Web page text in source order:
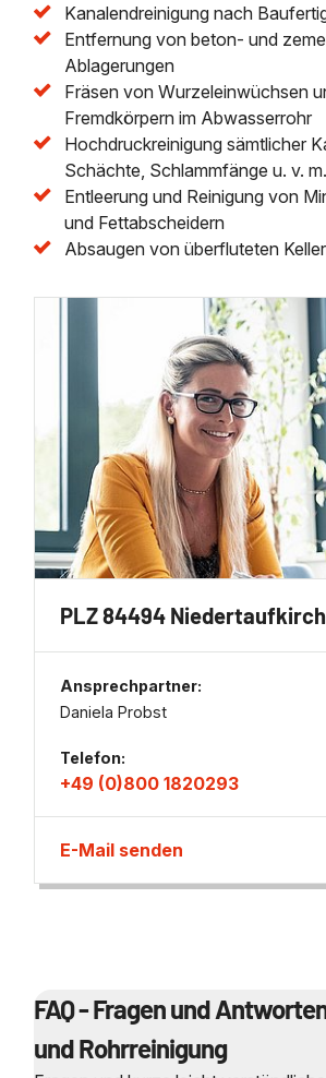
Kanalendreinigung nach
Entfernung von beton- und
Ablagerungen
Fräsen von Wurzeleinwüchsen
Fremdkörpern im Abwasserrohr
Hochdruckreinigung sämtlicher
Schächte, Schlammfänge u. v. m.
Entleerung und Reinigung von
und Fettabscheidern
Absaugen von überfluteten
PLZ 84494
Ansprechpartner:
Daniela Probst
Telefon:
+49 (0)800 1820293
E-Mail senden
FAQ - Fragen und
und Rohrreinigung